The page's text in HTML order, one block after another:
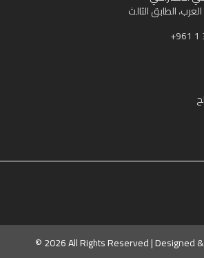
الطابق الثالث
+961
© 2026 All Rights Reserved | Designed